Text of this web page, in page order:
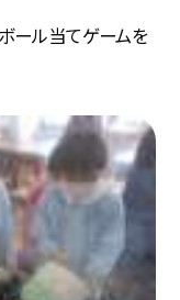
ール当てゲームを